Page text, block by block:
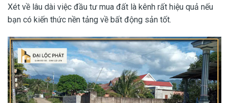
Xét về lâu dài việc đầu tư mua đất là kênh rất hiệu quả nếu
bạn có kiến thức nền tảng về bất động sản tốt.